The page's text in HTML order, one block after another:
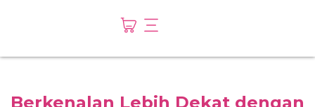
Berkenalan Lebih Dekat dengan